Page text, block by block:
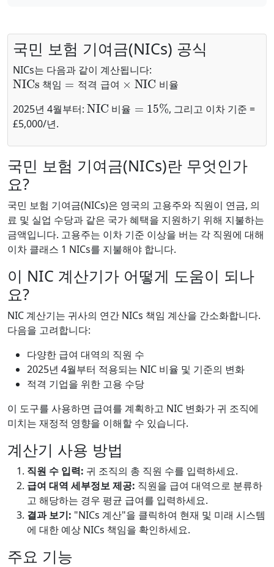
국민 보험 기여금(NICs) 공식
NICs는 다음과 같이 계산됩니다:
책 임 적 격 급 여 비 율
NICs 책임=적격 급여×NIC 비율
2025년 4월부터: 비 율
NIC 비율 %
, 그리고 이차 기준 =
£5,000/년.
국민 보험 기여금(NICs)란 무엇인가
요?
국민 보험 기여금(NICs)은 영국의 고용주와 직원이 연금, 의
료 및 실업 수당과 같은 국가 혜택을 지원하기 위해 지불하는
금액입니다. 고용주는 이차 기준 이상을 버는 각 직원에 대해
이차 클래스 1 NICs를 지불해야 합니다.
이 NIC 계산기가 어떻게 도움이 되나
요?
NIC 계산기는 귀사의 연간 NICs 책임 계산을 간소화합니다.
다음을 고려합니다:
다양한 급여 대역의 직원 수
2025년 4월부터 적용되는 NIC 비율 및 기준의 변화
적격 기업을 위한 고용 수당
이 도구를 사용하면 급여를 계획하고 NIC 변화가 귀 조직에
미치는 재정적 영향을 이해할 수 있습니다.
계산기 사용 방법
직원 수 입력: 귀 조직의 총 직원 수를 입력하세요.
급여 대역 세부정보 제공: 직원을 급여 대역으로 분류하
고 해당하는 경우 평균 급여를 입력하세요.
결과 보기: "NICs 계산"을 클릭하여 현재 및 미래 시스템
에 대한 예상 NICs 책임을 확인하세요.
주요 기능